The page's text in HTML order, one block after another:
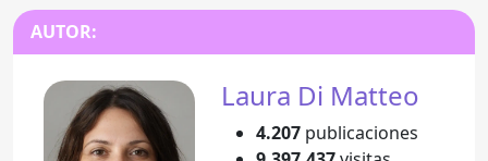
AUTOR:
Laura Di Matteo
4.207 publicaciones